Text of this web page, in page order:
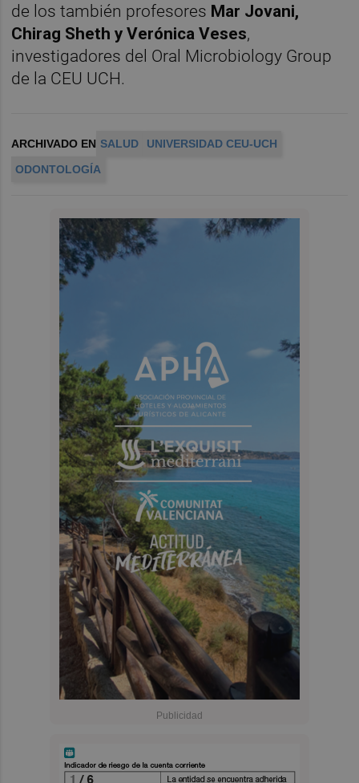
de los también profesores Mar Jovani,
Chirag Sheth y Verónica Veses,
investigadores del Oral Microbiology Group
de la CEU UCH.
ARCHIVADO EN SALUD
UNIVERSIDAD CEU-UCH
ODONTOLOGÍA